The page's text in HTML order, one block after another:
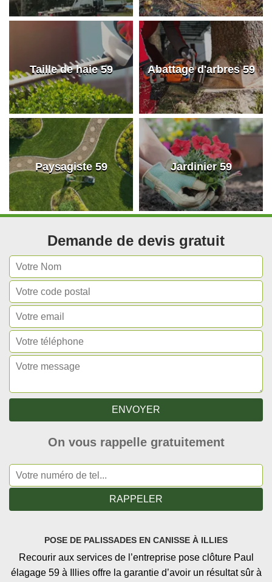
Taille de haie 59 Abattage d'arbres 59
Paysagiste 59 Jardinier 59
Demande de devis gratuit
On vous rappelle gratuitement
POSE DE PALISSADES EN CANISSE À ILLIES
Recourir aux services de l’entreprise pose clôture Paul
élagage 59 à Illies offre la garantie d’avoir un résultat sûr à